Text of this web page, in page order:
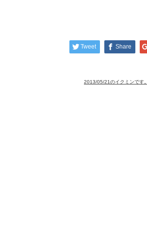
Tweet Share
2013/05/21のイクミンです。